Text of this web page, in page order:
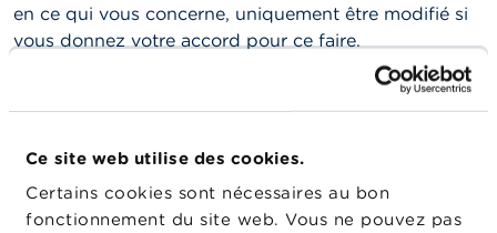
Ce site web utilise des cookies.
Certains cookies sont nécessaires au bon
fonctionnement du site web. Vous ne pouvez pas
A
c
t
l
e
en ce qui vous concerne, uniquement être modifié si
vous donnez votre accord pour ce faire.